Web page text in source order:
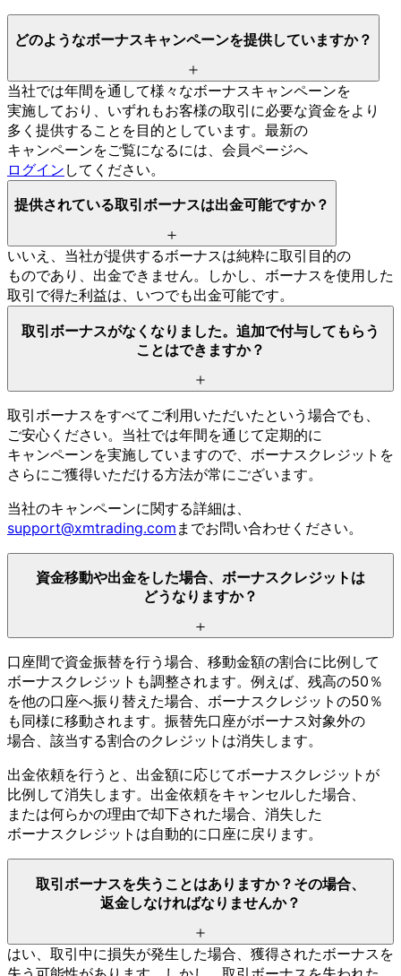
どのようなボーナスキャンペーンを提供していますか？
当社では年間を通して様々なボーナスキャンペーンを
実施しており、 いずれもお客様の取引に必要な資金をより
多く 提供する ことを目的と しています。 最新の
キャンペーンをご覧になるには、 会員ページへ
ログイン してください。
提供されている取引ボーナスは出金可能ですか？
いいえ、 当社が提供するボーナスは純粋に取引目的の
ものであり、 出金できません。 しかし、 ボーナスを使用した
取引で得た利益は、 いつでも出金可能です。
取引ボーナスがなくなりました。 追加で付与して もらう
ことはできますか？
取引ボーナスをすべて ご利用いただいたと いう 場合でも、
ご安心ください。 当社では年間を通じて定期的に
キャンペーンを実施していますので、 ボーナスクレジットを
さらに ご獲得いただける方法が常に ございます。
当社のキャンペーンに関する詳細は、
support@xmtrading.com までお問い合わせください。
資金移動や出金を した場合、 ボーナスクレジットは
どうなりますか？
口座間で資金振替を行う 場合、 移動金額の割合に比例して
ボーナスクレジットも調整されます。 例えば、 残高の50％
を他の口座へ振り替えた場合、 ボーナスクレジットの50％
も同様に移動されます。 振替先口座がボーナス対象外の
場合、 該当する割合のクレジットは消失します。
出金依頼を行うと、 出金額に応じてボーナスクレジットが
比例して消失します。 出金依頼をキャンセルした場合、
または何らかの理由で却下された場合、 消失した
ボーナスクレジットは自動的に口座に戻ります。
取引ボーナスを失う ことはありますか？ その場合、
返金しなければなりませんか？
はい、 取引中に損失が発生した場合、 獲得されたボーナスを